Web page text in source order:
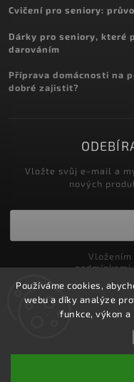
Používáme cookies,
webu a díky analýze
funkce, výkon
Cvičení pro seniory:
Dárky pro seniory, které
darováním
Příprava domácnosti na
dobré zajistit?
Vložte svůj e-mail a
nových